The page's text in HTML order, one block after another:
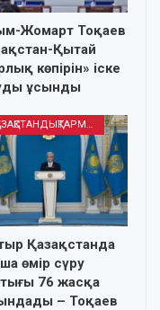
Жомарт Тоқаев
Қытай
көпірін» іске
ұсынды
БІЗ-ҚАЗАҚСТАНДЫҚТАРМЫЗ
Қазақстанда
өмір сүру
76 жасқа
– Тоқаев